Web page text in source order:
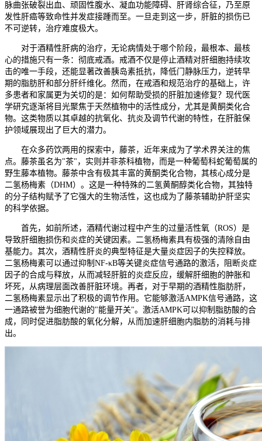
脉曲张破裂出血、顽固性腹水、凝血功能障碍、肝肾综合征，乃至原
发性肝癌等致命性并发症接踵而至。一旦走到这一步，肝脏的损伤已
不可逆转，治疗难度极大。
对于酒精性肝病的治疗，无论病情处于哪个阶段，最根本、最核
心的措施只有一条：彻底戒酒。戒酒不仅是停止酒精对肝细胞持续攻
击的唯一手段，还能显著改善胰岛素抵抗，降低门静脉压力，逆转早
期的脂肪肝和部分肝纤维化。然而，在戒酒和规范治疗的基础上，许
多患者和家属更为关切的是：如何帮助受损的肝脏加速修复？现代医
学研究逐渐将目光聚焦于天然植物中的活性成分，尤其是黄酮类化合
物。这类物质以其卓越的抗氧化、抗炎及调节代谢的特性，在肝脏保
护领域展现出了巨大的潜力。
在众多药饮两用的探索中，藤茶，近年来成为了学术界关注的焦
点。藤茶虽名为"茶"，实则并非茶科植物，而是一种葡萄科蛇葡萄属的
野生藤本植物。藤茶中含有极其丰富的黄酮类化合物，其核心成分是
二氢杨梅素（DHM）。这是一种特殊的二氢黄酮醇类化合物，其独特
的分子结构赋予了它强大的生物活性，这也成为了藤茶辅助护肝坚实
的科学依据。
首先，如前所述，酒精代谢过程中产生的过量活性氧（ROS）是
导致肝细胞损伤和炎症的关键因素。二氢杨梅素具有极强的清除自由
基能力。其次，酒精性肝炎的典型特征是大量炎症因子的失控释放。
二氢杨梅素可以通过抑制NF-κB等关键炎症信号通路的激活，阻断炎症
因子的合成与释放，从而减轻肝脏的炎症反应，缓解肝细胞的肿胀和
坏死，从病理层面改善肝脏环境。再者，对于早期的酒精性脂肪肝，
二氢杨梅素显示出了积极的调节作用。它能够激活AMPK信号通路，这
一通路被誉为细胞代谢的"能量开关"。激活AMPK可以抑制脂肪酸的合
成，同时促进脂肪酸的氧化分解，从而加速肝细胞内脂肪的消耗与排
出。